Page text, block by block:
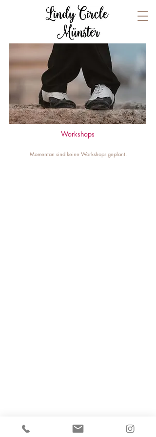
Workshops
Momentan sind keine Workshops geplant.